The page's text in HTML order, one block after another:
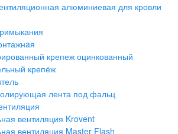
алюминиевая для кровли
крепеж оцинкованный
крепёж
лента под фальц
вентиляция Krovent
вентиляция Master Flash